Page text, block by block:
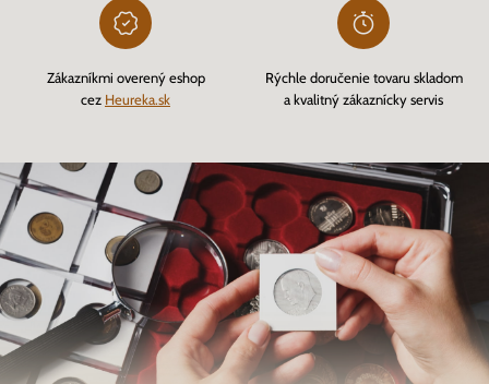
Zákazníkmi overený eshop
cez Heureka.sk
Rýchle doručenie tovaru skladom
a kvalitný zákaznícky servis